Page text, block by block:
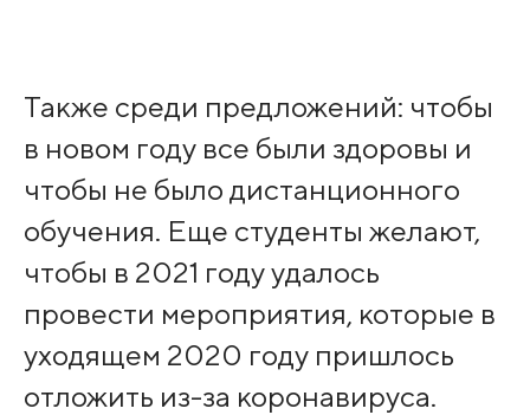
Также среди предложений: чтобы
в новом году все были здоровы и
чтобы не было дистанционного
обучения. Еще студенты желают,
чтобы в 2021 году удалось
провести мероприятия, которые в
уходящем 2020 году пришлось
отложить из-за коронавируса.